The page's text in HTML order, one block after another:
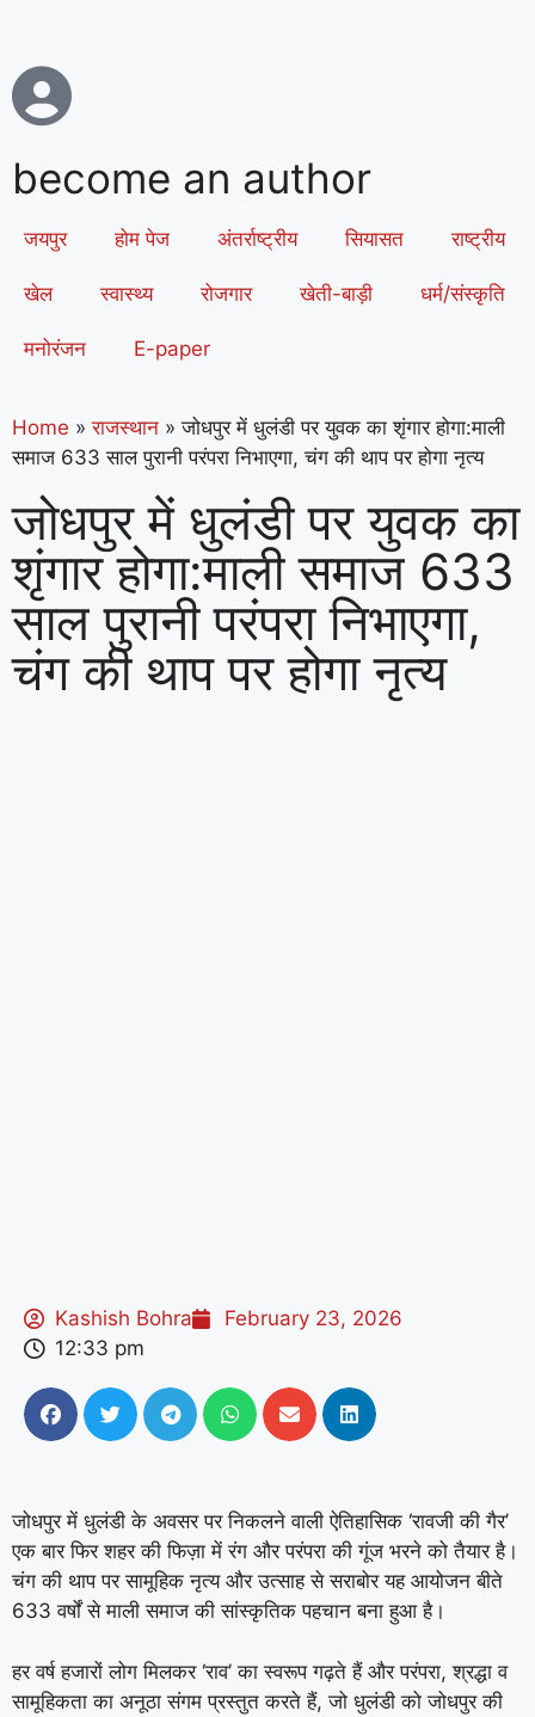
become an author
जयपुर होम पेज अंतर्राष्ट्रीय सियासत राष्ट्रीय
खेल स्वास्थ्य रोजगार खेती-बाड़ी धर्म/संस्कृति
मनोरंजन E-paper
Home » राजस्थान » जोधपुर में धुलंडी पर युवक का शृंगार होगा:माली
समाज 633 साल पुरानी परंपरा निभाएगा, चंग की थाप पर होगा नृत्य
जोधपुर में धुलंडी पर युवक का
शृंगार होगा:माली समाज 633
साल पुरानी परंपरा निभाएगा,
चंग की थाप पर होगा नृत्य
Kashish Bohra
February 23, 2026
12:33 pm
जोधपुर में धुलंडी के अवसर पर निकलने वाली ऐतिहासिक ‘रावजी की गैर’
एक बार फिर शहर की फिज़ा में रंग और परंपरा की गूंज भरने को तैयार है।
चंग की थाप पर सामूहिक नृत्य और उत्साह से सराबोर यह आयोजन बीते
633 वर्षों से माली समाज की सांस्कृतिक पहचान बना हुआ है।
हर वर्ष हजारों लोग मिलकर ‘राव’ का स्वरूप गढ़ते हैं और परंपरा, श्रद्धा व
सामूहिकता का अनूठा संगम प्रस्तुत करते हैं, जो धुलंडी को जोधपुर की